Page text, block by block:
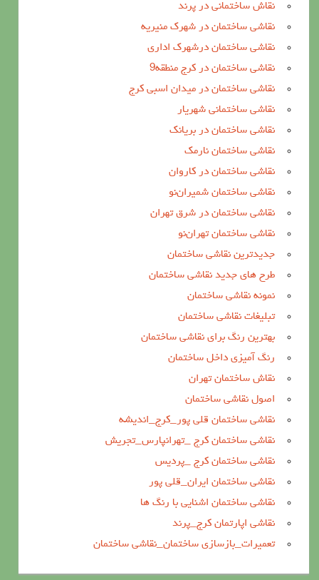
نقاش ساختمانی در پرند
نقاشی ساختمان در شهرک منیریه
نقاشی ساختمان درشهرک اداری
نقاشی ساختمان در کرج منطقه9
نقاشی ساختمان در میدان اسبی کرج
نقاشی ساختمانی شهریار
نقاشی ساختمان در بریانک
نقاشی ساختمان نارمک
نقاشی ساختمان در کاروان
نقاشی ساختمان شمیران‌نو
نقاشی ساختمان در شرق تهران
نقاشی ساختمان تهران‌نو
جدیدترین نقاشی ساختمان
طرح های جدید نقاشی ساختمان
نمونه نقاشی ساختمان
تبلیغات نقاشی ساختمان
بهترین رنگ برای نقاشی ساختمان
رنگ آمیزی داخل ساختمان
نقاش ساختمان تهران
اصول نقاشی ساختمان
نقاشی ساختمان قلی پور_کرج_اندیشه
نقاشی ساختمان کرج _تهرانپارس_تجریش
نقاشی ساختمان کرج _پردیس
نقاشی ساختمان ایران_قلی پور
نقاشی ساختمان اشنایی با رنگ ها
نقاشی اپارتمان کرج_پرند
تعمیرات_بازسازی ساختمان_نقاشی ساختمان